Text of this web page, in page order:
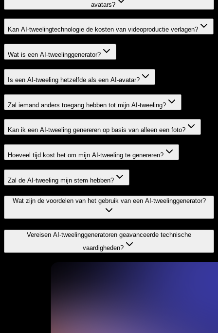
avatars?
Kan AI-tweelingtechnologie de kosten van videoproductie verlagen?
Wat is een AI-tweelinggenerator?
Is een AI-tweeling hetzelfde als een AI-avatar?
Zal iemand anders toegang hebben tot mijn AI-tweeling?
Kan ik een AI-tweeling genereren op basis van alleen een foto?
Hoeveel tijd kost het om mijn AI-tweeling te genereren?
Zal de AI-tweeling mijn stem hebben?
Wat zijn de voordelen van het gebruik van een AI-tweelinggenerator?
Vereisen AI-tweelinggeneratoren geavanceerde technische
vaardigheden?